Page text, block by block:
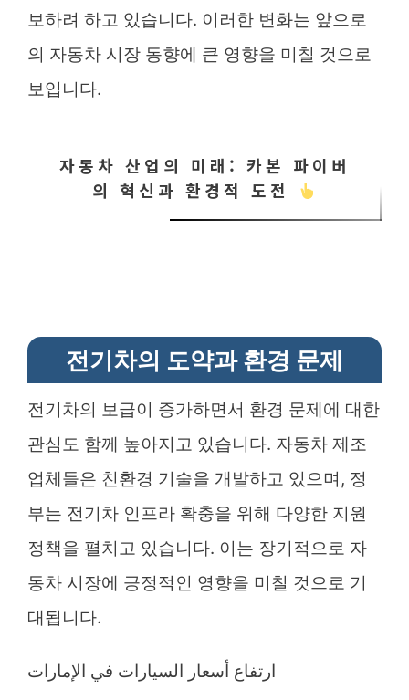
보하려 하고 있습니다. 이러한 변화는 앞으로
의 자동차 시장 동향에 큰 영향을 미칠 것으로
보입니다.
자동차 산업의 미래: 카본 파이버
의 혁신과 환경적 도전
전기차의 도약과 환경 문제
전기차의 보급이 증가하면서 환경 문제에 대한
관심도 함께 높아지고 있습니다. 자동차 제조
업체들은 친환경 기술을 개발하고 있으며, 정
부는 전기차 인프라 확충을 위해 다양한 지원
정책을 펼치고 있습니다. 이는 장기적으로 자
동차 시장에 긍정적인 영향을 미칠 것으로 기
대됩니다.
ارتفاع أسعار السيارات في الإمارات